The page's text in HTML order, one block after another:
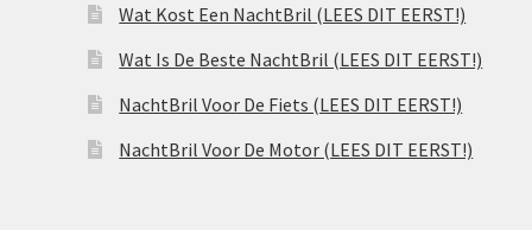
Wat Kost Een NachtBril (LEES DIT EERST!)
Wat Is De Beste NachtBril (LEES DIT EERST!)
NachtBril Voor De Fiets (LEES DIT EERST!)
NachtBril Voor De Motor (LEES DIT EERST!)